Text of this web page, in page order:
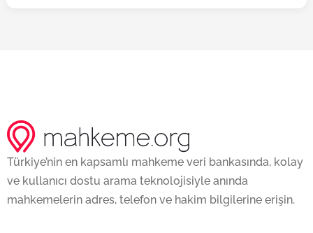
Türkiye’nin en kapsamlı mahkeme veri bankasında, kolay
ve kullanıcı dostu arama teknolojisiyle anında
mahkemelerin adres, telefon ve hakim bilgilerine erişin.